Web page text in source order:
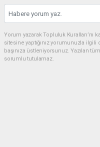
Yorum yazarak Topluluk
sitesine yaptığınız yorumunuzla
başınıza üstleniyorsunuz. Yazılan
sorumlu tutulamaz.